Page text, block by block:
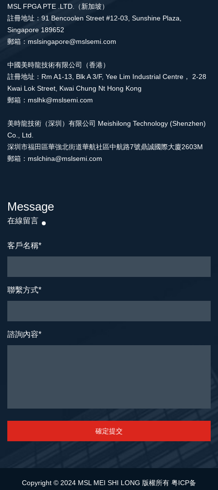
MSL FPGA PTE .LTD.（新加坡）
註冊地址：91 Bencoolen Street #12-03, Sunshine Plaza,
Singapore 189652
郵箱：mslsingapore@mslsemi.com
中國美時龍技術有限公司（香港）
註冊地址：Rm A1-13, Blk A 3/F, Yee Lim Industrial Centre， 2-28
Kwai Lok Street, Kwai Chung Nt Hong Kong
郵箱：mslhk@mslsemi.com
美時龍技術（深圳）有限公司 Meishilong Technology (Shenzhen)
Co., Ltd.
深圳市福田區華強北街道華航社區中航路7號鼎誠國際大廈2603M
郵箱：mslchina@mslsemi.com
Message
在線留言
客戶名稱*
聯繫方式*
諮詢內容*
確定提交
Copyright © 2024 MSL MEI SHI LONG 版權所有 粤ICP备